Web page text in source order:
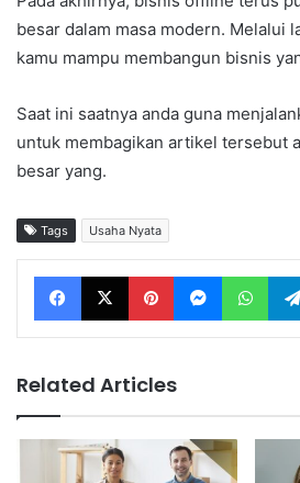
besar dalam masa modern. Melalui
kamu mampu membangun bisnis
Saat ini saatnya anda guna
untuk membagikan artikel tersebut
besar yang.
Tags Usaha Nyata
Facebook X Pinterest Messenger WhatsApp
Related Articles